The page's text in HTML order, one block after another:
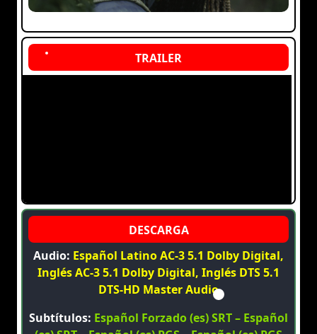
Audio: Español Latino AC-3 5.1 Dolby Digital,
Inglés AC-3 5.1 Dolby Digital, Inglés DTS 5.1
DTS-HD Master Audio
Subtítulos: Español Forzado (es) SRT – Español